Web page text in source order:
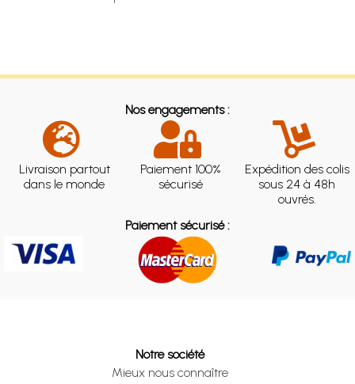
Nos engagements :
Livraison partout
dans le monde
Paiement 100%
sécurisé
Expédition des colis
sous 24 à 48h
ouvrés.
Paiement sécurisé :
Notre société
Mieux nous connaître